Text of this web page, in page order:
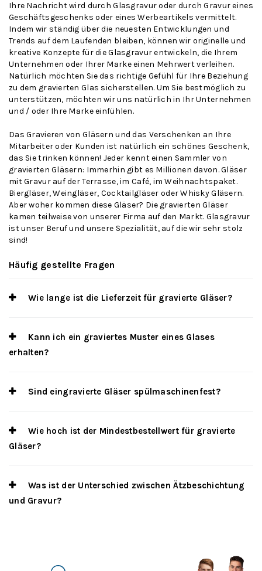
Ihre Nachricht wird durch Glasgravur oder durch Gravur eines
Geschäftsgeschenks oder eines Werbeartikels vermittelt.
Indem wir ständig über die neuesten Entwicklungen und
Trends auf dem Laufenden bleiben, können wir originelle und
kreative Konzepte für die Glasgravur entwickeln, die Ihrem
Unternehmen oder Ihrer Marke einen Mehrwert verleihen.
Natürlich möchten Sie das richtige Gefühl für Ihre Beziehung
zu dem gravierten Glas sicherstellen. Um Sie bestmöglich zu
unterstützen, möchten wir uns natürlich in Ihr Unternehmen
und / oder Ihre Marke einfühlen.
Das Gravieren von Gläsern und das Verschenken an Ihre
Mitarbeiter oder Kunden ist natürlich ein schönes Geschenk,
das Sie trinken können! Jeder kennt einen Sammler von
gravierten Gläsern: Immerhin gibt es Millionen davon. Gläser
mit Gravur auf der Terrasse, im Café, im Weihnachtspaket.
Biergläser,Weingläser, Cocktailgläser oder Whisky Gläsern.
Aber woher kommen diese Gläser? Die gravierten Gläser
kamen teilweise von unserer Firma auf den Markt. Glasgravur
ist unser Beruf und unsere Spezialität, auf die wir sehr stolz
sind!
Häufig gestellte Fragen
Wie lange ist die Lieferzeit für gravierte Gläser?
Kann ich ein graviertes Muster eines Glases
erhalten?
Sind eingravierte Gläser spülmaschinenfest?
Wie hoch ist der Mindestbestellwert für gravierte
Gläser?
Was ist der Unterschied zwischen Ätzbeschichtung
und Gravur?